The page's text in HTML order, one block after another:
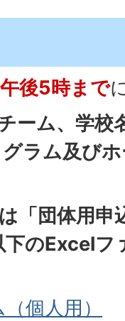
後5時まで
ーム、学校
ラム及び
「団体用申
のExcelフ
個人用）